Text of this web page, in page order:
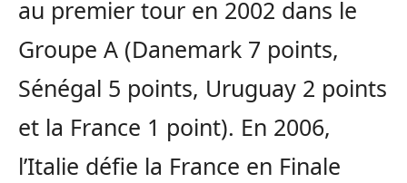
au premier tour en 2002 dans le
Groupe A (Danemark 7 points,
Sénégal 5 points, Uruguay 2 points
et la France 1 point). En 2006,
l’Italie défie la France en Finale